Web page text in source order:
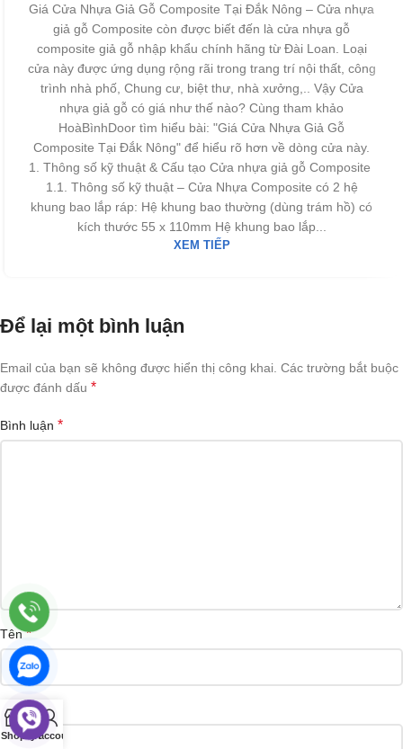
Giá Cửa Nhựa Giả Gỗ Composite Tại Đắk Nông – Cửa nhựa
giả gỗ Composite còn được biết đến là cửa nhựa gỗ
composite giả gỗ nhập khẩu chính hãng từ Đài Loan. Loại
cửa này được ứng dụng rộng rãi trong trang trí nội thất, công
trình nhà phố, Chung cư, biệt thư, nhà xưởng,.. Vậy Cửa
nhựa giả gỗ có giá như thế nào? Cùng tham khảo
HoàBìnhDoor tìm hiểu bài: "Giá Cửa Nhựa Giả Gỗ
Composite Tại Đắk Nông" để hiểu rõ hơn về dòng cửa này.
1. Thông số kỹ thuật & Cấu tạo Cửa nhựa giả gỗ Composite
1.1. Thông số kỹ thuật – Cửa Nhựa Composite có 2 hệ
khung bao lắp ráp: Hệ khung bao thường (dùng trám hồ) có
kích thước 55 x 110mm Hệ khung bao lắp...
XEM TIẾP
Để lại một bình luận
Email của bạn sẽ không được hiển thị công khai. Các trường bắt buộc
được đánh dấu *
Bình luận *
Tên*
Email*
Shop
0
Cart
My account